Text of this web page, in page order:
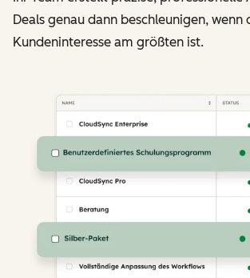
Deals genau dann beschleunigen, wenn
Kundeninteresse am größten ist.